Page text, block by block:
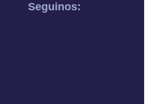
Seguinos: